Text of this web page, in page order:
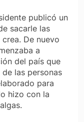
publicó un
sacarle las
De nuevo
a
del país que
de las personas
para
hizo con la